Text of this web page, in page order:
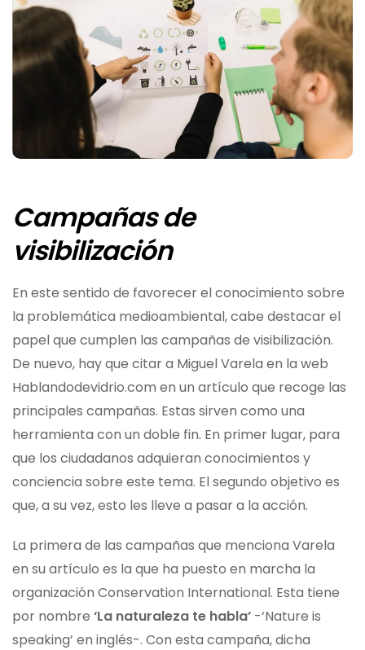
Campañas de
visibilización
En este sentido de favorecer el conocimiento sobre
la problemática medioambiental, cabe destacar el
papel que cumplen las campañas de visibilización.
De nuevo, hay que citar a Miguel Varela en la web
Hablandodevidrio.com en un artículo que recoge las
principales campañas. Estas sirven como una
herramienta con un doble fin. En primer lugar, para
que los ciudadanos adquieran conocimientos y
conciencia sobre este tema. El segundo objetivo es
que, a su vez, esto les lleve a pasar a la acción.
La primera de las campañas que menciona Varela
en su artículo es la que ha puesto en marcha la
organización Conservation International. Esta tiene
por nombre ‘La naturaleza te habla’ -‘Nature is
speaking’ en inglés-. Con esta campaña, dicha